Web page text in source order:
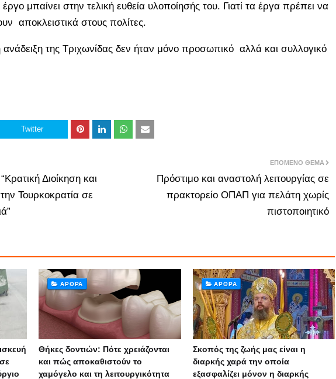
έργο μπαίνει στην τελική ευθεία υλοποίησής του. Γιατί τα έργα πρέπει να
αποκλειστικά στους πολίτες.
ανάδειξη της Τριχωνίδας δεν ήταν μόνο προσωπικό αλλά και συλλογικό
Twitter
ΕΠΌΜΕΝΟ ΘΈΜΑ
Πρόστιμο και αναστολή λειτουργίας σε
πρακτορείο ΟΠΑΠ για πελάτη χωρίς
πιστοποιητικό
Διοίκηση και
Τουρκοκρατία σε
ΆΡΘΡΑ
Θήκες δοντιών: Πότε χρειάζονται
και πώς αποκαθιστούν το
χαμόγελο και τη λειτουργικότητα
ΆΡΘΡΑ
Σκοπός της ζωής μας είναι η
διαρκής χαρά την οποία
εξασφαλίζει μόνον η διαρκής